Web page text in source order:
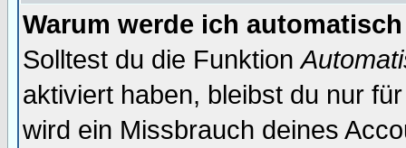
Warum werde ich
Solltest du die Funktion
aktiviert haben, bleibst du nur
wird ein Missbrauch deines